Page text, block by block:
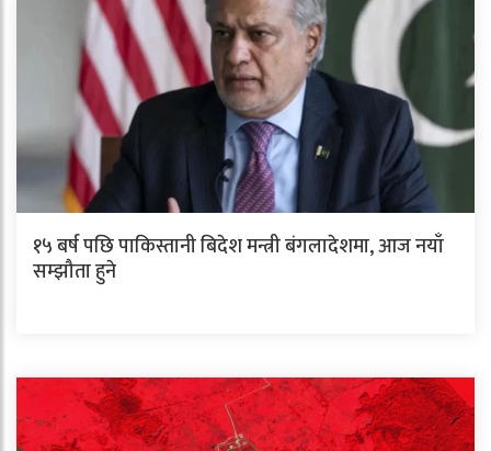
१५ बर्ष पछि पाकिस्तानी बिदेश मन्त्री बंगलादेशमा, आज नयाँ
सम्झौता हुने